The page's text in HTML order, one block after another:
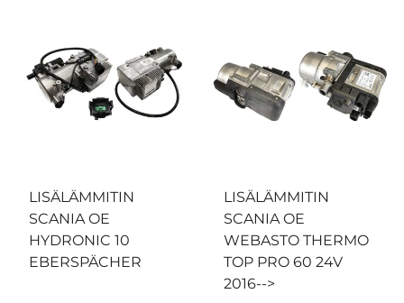
LISÄLÄMMITIN
SCANIA OE
HYDRONIC 10
EBERSPÄCHER
LISÄLÄMMITIN
SCANIA OE
WEBASTO THERMO
TOP PRO 60 24V
2016-->